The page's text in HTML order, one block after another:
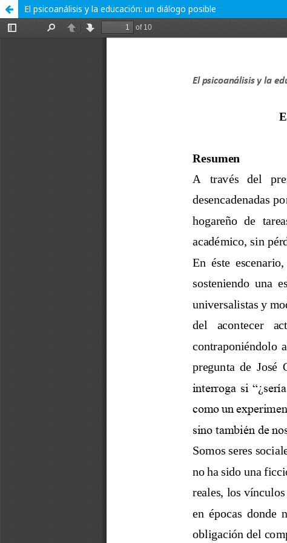
El psicoanálisis y la educación: un diálogo posible